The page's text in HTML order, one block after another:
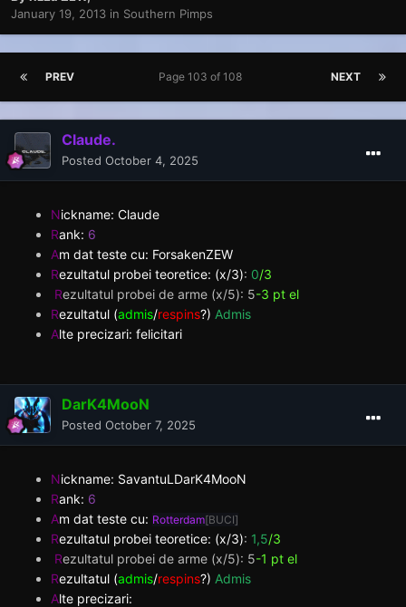
January 19, 2013 in Southern Pimps
PREV NEXT
Page 103 of 108
Claude.
Posted October 4, 2025
Nickname: Claude
Rank: 6
Am dat teste cu: ForsakenZEW
Rezultatul probei teoretice: (x/3): 0/3
Rezultatul probei de arme (x/5): 5-3 pt el
Rezultatul (admis/respins?) Admis
Alte precizari: felicitari
DarK4MooN
Posted October 7, 2025
Nickname: SavantuLDarK4MooN
Rank: 6
Am dat teste cu: Rotterdam[BUCI]
Rezultatul probei teoretice: (x/3): 1,5/3
Rezultatul probei de arme (x/5): 5-1 pt el
Rezultatul (admis/respins?) Admis
Alte precizari: